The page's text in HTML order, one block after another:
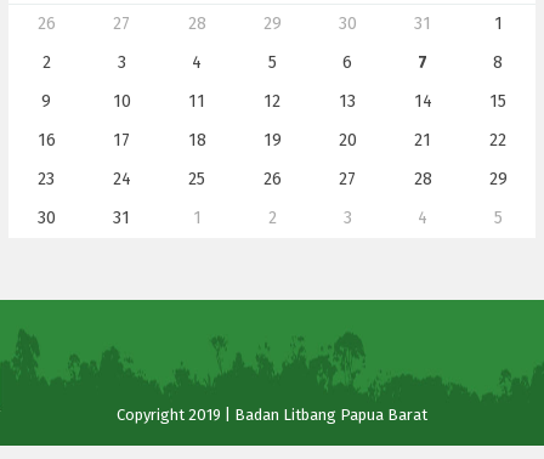
26
27 28 29 30 31
1
2
3 4 5 6 7
8
9
10 11 12 13 14
15
16
17 18 19 20 21
22
23
24 25 26 27 28
29
30
31 1 2 3 4 5
Copyright 2019 | Badan Litbang Papua Barat